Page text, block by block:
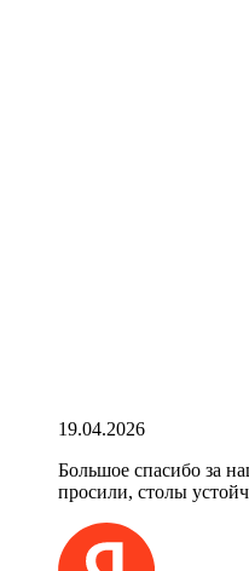
19.04.2026
Большое спасибо за
просили, столы